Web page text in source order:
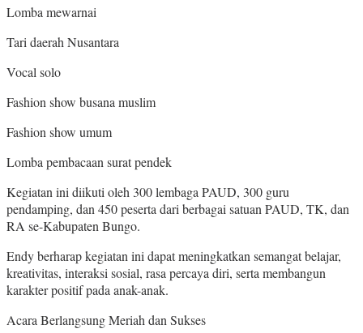
Lomba mewarnai
Tari daerah Nusantara
Vocal solo
Fashion show busana muslim
Fashion show umum
Lomba pembacaan surat pendek
Kegiatan ini diikuti oleh 300 lembaga PAUD, 300 guru
pendamping, dan 450 peserta dari berbagai satuan PAUD, TK, dan
RA se-Kabupaten Bungo.
Endy berharap kegiatan ini dapat meningkatkan semangat belajar,
kreativitas, interaksi sosial, rasa percaya diri, serta membangun
karakter positif pada anak-anak.
Acara Berlangsung Meriah dan Sukses